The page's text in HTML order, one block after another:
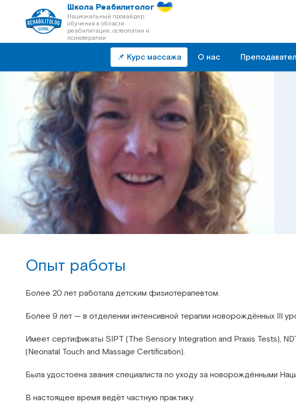
Школа Реабилитолог
Национальный провайдер
обучения в области
реабилитации, остеопатии и
психотерапии
📌 Курс массажа О нас
Опыт работы
Более 20 лет работала детским физиотерапевтом.
Более 9 лет — в отделении интенсивной терапии новорождённых III
Имеет сертификаты SIPT (The Sensory Integration and Praxis Tests),
(Neonatal Touch and Massage Certification).
Была удостоена звания специалиста по уходу за новорождёнными
В настоящее время ведёт частную практику.